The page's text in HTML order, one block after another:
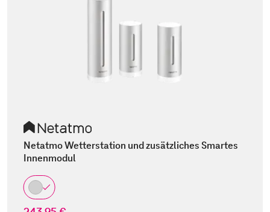
Netatmo Wetterstation und zusätzliches Smartes
Innenmodul